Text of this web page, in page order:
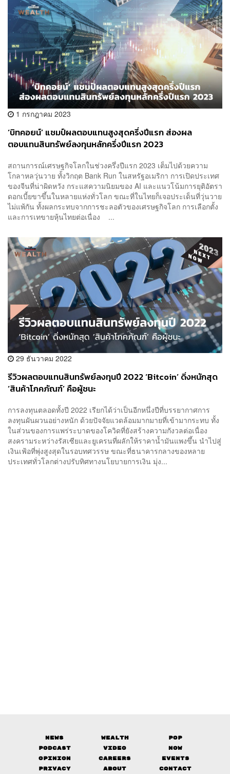
1 กรกฎาคม 2023
‘บิทคอยน์’ แชมป์ผลตอบแทนสูงสุดครึ่งปีแรก ส่องผล
ตอบแทนสินทรัพย์ลงทุนหลักครึ่งปีแรก 2023
สถานการณ์เศรษฐกิจโลกในช่วงครึ่งปีแรก 2023 เต็มไปด้วยความ
โกลาหลวุ่นวาย ทั้งวิกฤต Bank Run ในสหรัฐอเมริกา การเปิดประเทศ
ของจีนที่น่าผิดหวัง กระแสความนิยมของ AI และแนวโน้มการยุติอัตรา
ดอกเบี้ยขาขึ้นในหลายแห่งทั่วโลก ขณะที่ในไทยก็เจอประเด็นที่วุ่นวาย
ไม่แพ้กัน ทั้งผลกระทบจากการชะลอตัวของเศรษฐกิจโลก การเลือกตั้ง
และการเทขายหุ้นไทยต่อเนื่อง ...
29 ธันวาคม 2022
รีวิวผลตอบแทนสินทรัพย์ลงทุนปี 2022 ‘Bitcoin’ ดิ่งหนักสุด
‘สินค้าโภคภัณฑ์’ คือผู้ชนะ
การลงทุนตลอดทั้งปี 2022 เรียกได้ว่าเป็นอีกหนึ่งปีที่บรรยากาศการ
ลงทุนผันผวนอย่างหนัก ด้วยปัจจัยแวดล้อมมากมายที่เข้ามากระทบ ทั้ง
ในส่วนของการแพร่ระบาดของโควิดที่ยังสร้างความกังวลต่อเนื่อง
สงครามระหว่างรัสเซียและยูเครนที่ผลักให้ราคาน้ำมันแพงขึ้น นำไปสู่
เงินเฟ้อที่พุ่งสูงสุดในรอบทศวรรษ ขณะที่ธนาคารกลางของหลาย
ประเทศทั่วโลกต่างปรับทิศทางนโยบายการเงิน มุ่ง...
News Wealth
Pop
Podcast
Video
Now
Opinion
Careers
Events
Privacy
About Contact